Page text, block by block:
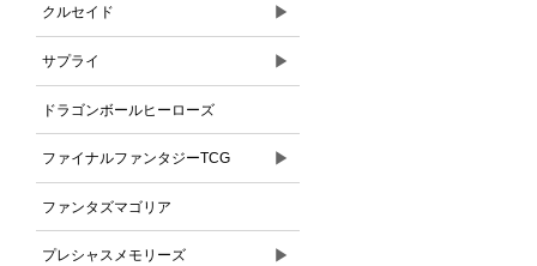
クルセイド ▶
サプライ ▶
ドラゴンボールヒーローズ
ファイナルファンタジーTCG ▶
ファンタズマゴリア
プレシャスメモリーズ ▶